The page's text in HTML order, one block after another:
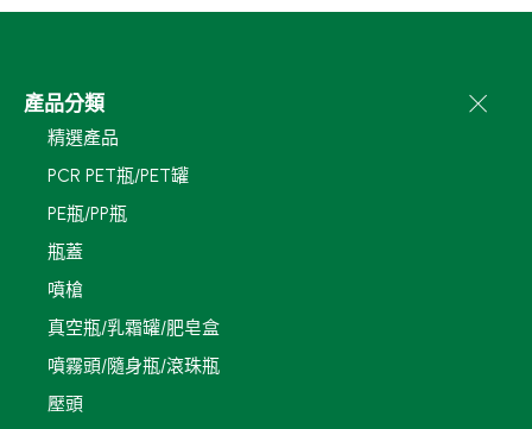
產品分類
精選產品
PCR PET瓶/PET罐
PE瓶/PP瓶
瓶蓋
噴槍
真空瓶/乳霜罐/肥皂盒
噴霧頭/隨身瓶/滾珠瓶
壓頭